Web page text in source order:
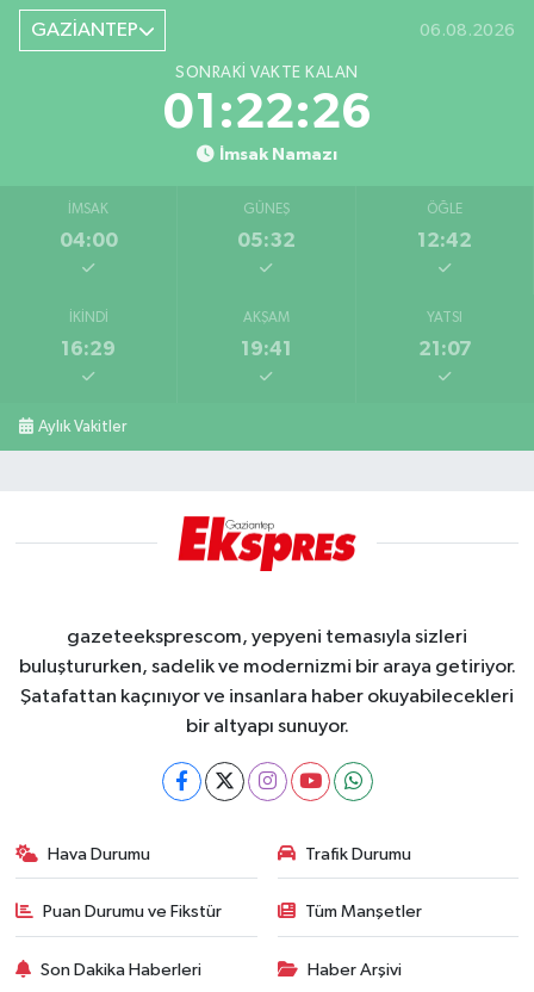
GAZİANTEP 06.08.2026
SONRAKI VAKTE KALAN
01:22:25
İmsak Namazı
İMSAK
04:00
GÜNEŞ
05:32
ÖĞLE
12:42
İKINDI
16:29
AKŞAM
19:41
YATSI
21:07
Aylık Vakitler
gazeteeksprescom, yepyeni temasıyla sizleri
buluştururken, sadelik ve modernizmi bir araya getiriyor.
Şatafattan kaçınıyor ve insanlara haber okuyabilecekleri
bir altyapı sunuyor.
Hava Durumu Trafik Durumu
Puan Durumu ve Fikstür Tüm Manşetler
Son Dakika Haberleri Haber Arşivi